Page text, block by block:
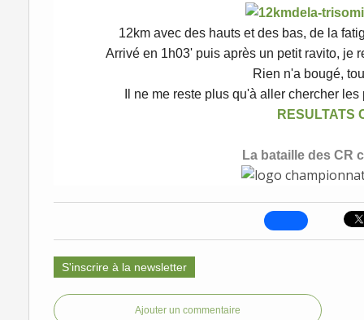
12km avec des hauts et des bas, de la
Arrivé en 1h03' puis après un petit ravito, je
Rien n'a bougé,
Il ne me reste plus qu'à aller chercher
RESULTATS
La bataille des CR
S'inscrire à la newsletter
Ajouter un commentaire